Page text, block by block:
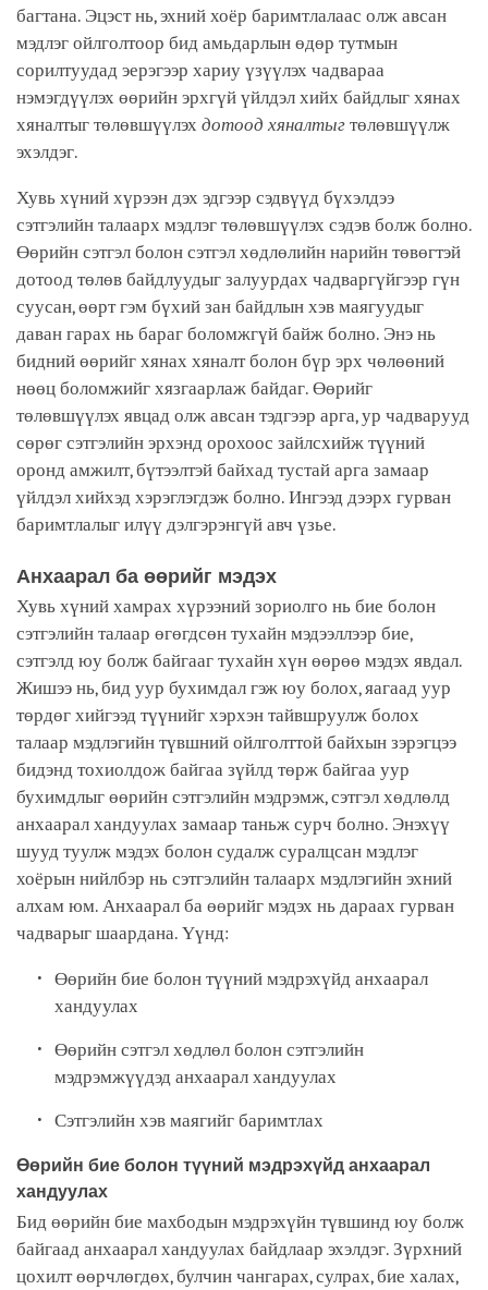
багтана. Эцэст нь, эхний хоёр баримтлалаас олж авсан
мэдлэг ойлголтоор бид амьдарлын өдөр тутмын
сорилтуудад эерэгээр хариу үзүүлэх чадвараа
нэмэгдүүлэх өөрийн эрхгүй үйлдэл хийх байдлыг хянах
хяналтыг төлөвшүүлэх дотоод хяналтыг төлөвшүүлж
эхэлдэг.
Хувь хүний хүрээн дэх эдгээр сэдвүүд бүхэлдээ
сэтгэлийн талаарх мэдлэг төлөвшүүлэх сэдэв болж болно.
Өөрийн сэтгэл болон сэтгэл хөдлөлийн нарийн төвөгтэй
дотоод төлөв байдлуудыг залуурдах чадваргүйгээр гүн
суусан, өөрт гэм бүхий зан байдлын хэв маягуудыг
даван гарах нь бараг боломжгүй байж болно. Энэ нь
бидний өөрийг хянах хяналт болон бүр эрх чөлөөний
нөөц боломжийг хязгаарлаж байдаг. Өөрийг
төлөвшүүлэх явцад олж авсан тэдгээр арга, ур чадварууд
сөрөг сэтгэлийн эрхэнд орохоос зайлсхийж түүний
оронд амжилт, бүтээлтэй байхад тустай арга замаар
үйлдэл хийхэд хэрэглэгдэж болно. Ингээд дээрх гурван
баримтлалыг илүү дэлгэрэнгүй авч үзье.
Анхаарал ба өөрийг мэдэх
Хувь хүний хамрах хүрээний зориолго нь бие болон
сэтгэлийн талаар өгөгдсөн тухайн мэдээллээр бие,
сэтгэлд юу болж байгааг тухайн хүн өөрөө мэдэх явдал.
Жишээ нь, бид уур бухимдал гэж юу болох, яагаад уур
төрдөг хийгээд түүнийг хэрхэн тайвшруулж болох
талаар мэдлэгийн түвшний ойлголттой байхын зэрэгцээ
бидэнд тохиолдож байгаа зүйлд төрж байгаа уур
бухимдлыг өөрийн сэтгэлийн мэдрэмж, сэтгэл хөдлөлд
анхаарал хандуулах замаар таньж сурч болно. Энэхүү
шууд туулж мэдэх болон судалж суралцсан мэдлэг
хоёрын нийлбэр нь сэтгэлийн талаарх мэдлэгийн эхний
алхам юм. Анхаарал ба өөрийг мэдэх нь дараах гурван
чадварыг шаардана. Үүнд:
Өөрийн бие болон түүний мэдрэхүйд анхаарал
хандуулах
Өөрийн сэтгэл хөдлөл болон сэтгэлийн
мэдрэмжүүдэд анхаарал хандуулах
Сэтгэлийн хэв маягийг баримтлах
Өөрийн бие болон түүний мэдрэхүйд анхаарал
хандуулах
Бид өөрийн бие махбодын мэдрэхүйн түвшинд юу болж
байгаад анхаарал хандуулах байдлаар эхэлдэг. Зүрхний
цохилт өөрчлөгдөх, булчин чангарах, сулрах, бие халах,